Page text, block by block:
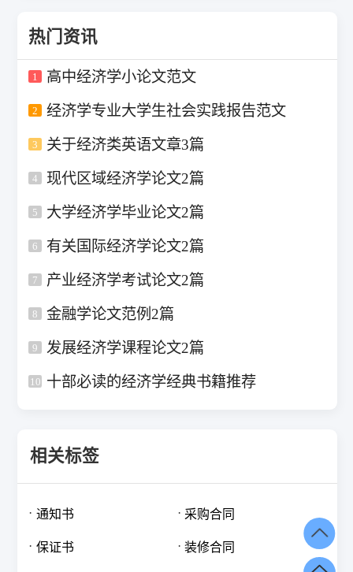
热门资讯
1 高中经济学小论文范文
2 经济学专业大学生社会实践报告范文
3 关于经济类英语文章3篇
4 现代区域经济学论文2篇
5 大学经济学毕业论文2篇
6 有关国际经济学论文2篇
7 产业经济学考试论文2篇
8 金融学论文范例2篇
9 发展经济学课程论文2篇
10 十部必读的经济学经典书籍推荐
相关标签
通知书 采购合同
保证书 装修合同